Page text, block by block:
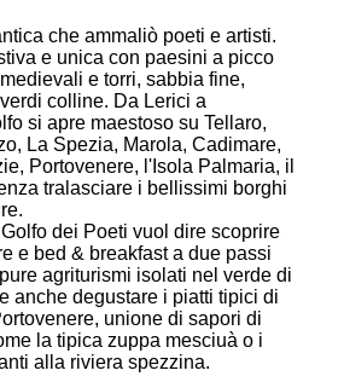
che ammaliò poeti e artisti.
e unica con paesini a picco
e torri, sabbia fine,
colline. Da Lerici a
si apre maestoso su Tellaro,
La Spezia, Marola, Cadimare,
Portovenere, l'Isola Palmaria, il
tralasciare i bellissimi borghi
dei Poeti vuol dire scoprire
e bed & breakfast a due passi
agriturismi isolati nel verde di
anche degustare i piatti tipici di
unione di sapori di
la tipica zuppa mesciuà o i
alla riviera spezzina.